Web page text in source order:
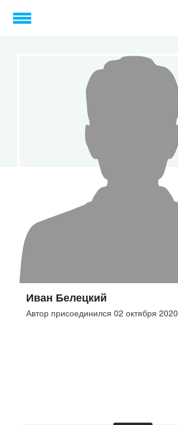
Иван Белецкий
Автор присоединился 02 октября 2020